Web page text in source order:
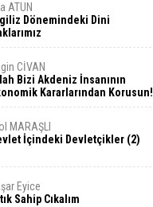
ATUN
Dönemindeki Dini
CİVAN
Bizi Akdeniz İnsanının
Kararlarından Korusun!
MARAŞLI
İçindeki Devletçikler (2)
Eyice
Sahip Cıkalım